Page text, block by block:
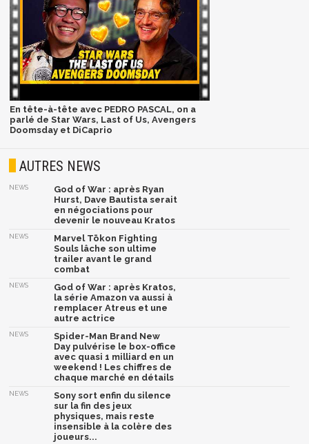
En tête-à-tête avec PEDRO PASCAL, on a
parlé de Star Wars, Last of Us, Avengers
Doomsday et DiCaprio
AUTRES NEWS
NEWS
God of War : après Ryan
Hurst, Dave Bautista serait
en négociations pour
devenir le nouveau Kratos
NEWS
Marvel Tōkon Fighting
Souls lâche son ultime
trailer avant le grand
combat
NEWS
God of War : après Kratos,
la série Amazon va aussi à
remplacer Atreus et une
autre actrice
NEWS
Spider-Man Brand New
Day pulvérise le box-office
avec quasi 1 milliard en un
weekend ! Les chiffres de
chaque marché en détails
NEWS
Sony sort enfin du silence
sur la fin des jeux
physiques, mais reste
insensible à la colère des
joueurs...